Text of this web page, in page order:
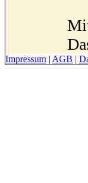
Impressum | AGB |